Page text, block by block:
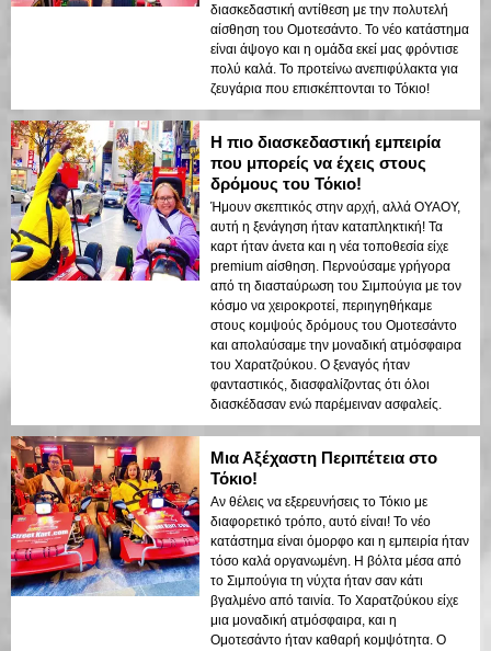
διασκεδαστική αντίθεση με την πολυτελή
αίσθηση του Ομοτεσάντο. Το νέο κατάστημα
είναι άψογο και η ομάδα εκεί μας φρόντισε
πολύ καλά. Το προτείνω ανεπιφύλακτα για
ζευγάρια που επισκέπτονται το Τόκιο!
Η πιο διασκεδαστική εμπειρία
που μπορείς να έχεις στους
δρόμους του Τόκιο!
Ήμουν σκεπτικός στην αρχή, αλλά ΟΥΑΟΥ,
αυτή η ξενάγηση ήταν καταπληκτική! Τα
καρτ ήταν άνετα και η νέα τοποθεσία είχε
premium αίσθηση. Περνούσαμε γρήγορα
από τη διασταύρωση του Σιμπούγια με τον
κόσμο να χειροκροτεί, περιηγηθήκαμε
στους κομψούς δρόμους του Ομοτεσάντο
και απολαύσαμε την μοναδική ατμόσφαιρα
του Χαρατζούκου. Ο ξεναγός ήταν
φανταστικός, διασφαλίζοντας ότι όλοι
διασκέδασαν ενώ παρέμειναν ασφαλείς.
Μια Αξέχαστη Περιπέτεια στο
Τόκιο!
Αν θέλεις να εξερευνήσεις το Τόκιο με
διαφορετικό τρόπο, αυτό είναι! Το νέο
κατάστημα είναι όμορφο και η εμπειρία ήταν
τόσο καλά οργανωμένη. Η βόλτα μέσα από
το Σιμπούγια τη νύχτα ήταν σαν κάτι
βγαλμένο από ταινία. Το Χαρατζούκου είχε
μια μοναδική ατμόσφαιρα, και η
Ομοτεσάντο ήταν καθαρή κομψότητα. Ο